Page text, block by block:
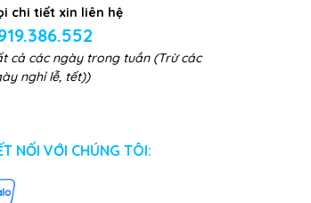
chi tiết xin liên hệ
cả các ngày trong tuần (Trừ các
nghỉ lễ, tết))
NỐI VỚI CHÚNG TÔI: